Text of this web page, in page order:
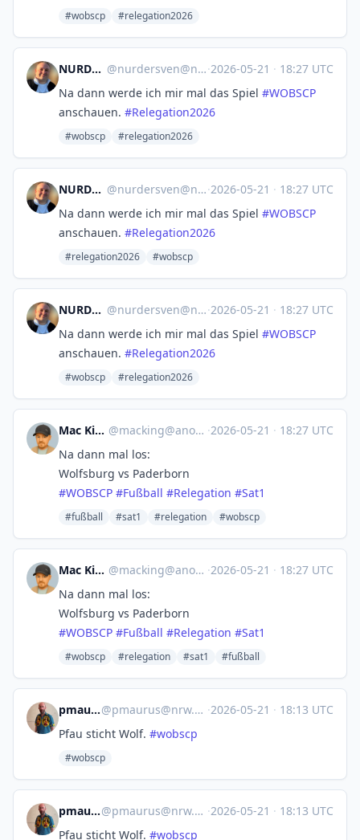
#wobscp #relegation2026
NURDERSVEN @nurdersven@norden.social ·2026-05-21 · 18:27 UTC
Na dann werde ich mir mal das Spiel #WOBSCP
anschauen. #Relegation2026
#wobscp #relegation2026
NURDERSVEN @nurdersven@norden.social ·2026-05-21 · 18:27 UTC
Na dann werde ich mir mal das Spiel #WOBSCP
anschauen. #Relegation2026
#relegation2026 #wobscp
NURDERSVEN @nurdersven@norden.social ·2026-05-21 · 18:27 UTC
Na dann werde ich mir mal das Spiel #WOBSCP
anschauen. #Relegation2026
#wobscp #relegation2026
Mac King ⁂ @macking@anonsys.net ·2026-05-21 · 18:27 UTC
Na dann mal los:
Wolfsburg vs Paderborn
#WOBSCP #Fußball #Relegation #Sat1
#fußball #sat1 #relegation #wobscp
Mac King ⁂ @macking@anonsys.net ·2026-05-21 · 18:27 UTC
Na dann mal los:
Wolfsburg vs Paderborn
#WOBSCP #Fußball #Relegation #Sat1
#wobscp #relegation #sat1 #fußball
pmaurus@pmaurus@nrw.social ·2026-05-21 · 18:13 UTC
Pfau sticht Wolf. #wobscp
#wobscp
pmaurus@pmaurus@nrw.social ·2026-05-21 · 18:13 UTC
Pfau sticht Wolf. #wobscp